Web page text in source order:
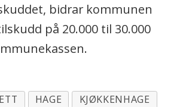
bidrar kommunen
på 20.000 til 30.000
HAGE
KJØKKENHAGE